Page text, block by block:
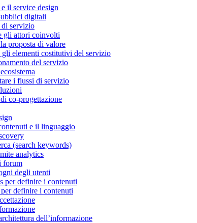
il service design
digitali
servizio
gli attori coinvolti
proposta di valore
gli elementi costitutivi del servizio
del servizio
i flussi di servizio
co-progettazione
e il linguaggio
(search keywords)
analytics
forum
degli utenti
per definire i contenuti
definire i contenuti
dell’informazione